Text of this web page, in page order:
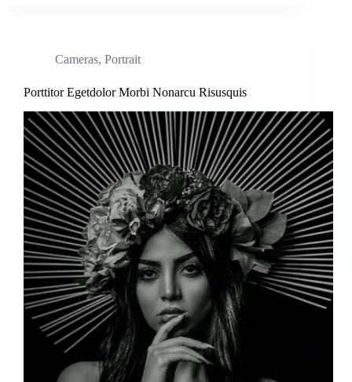
Cameras, Portrait
Porttitor Egetdolor Morbi Nonarcu Risusquis